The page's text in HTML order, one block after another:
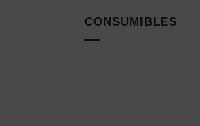
CONSUMIBLES